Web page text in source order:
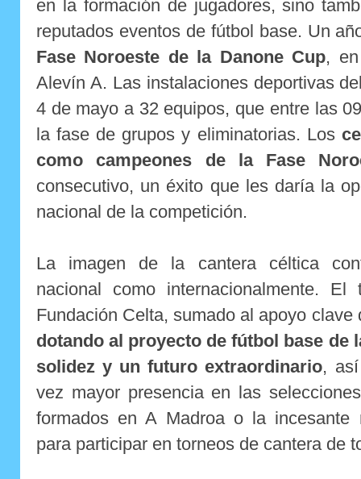
en la formación de jugadores, sino
reputados eventos de fútbol base. Un
Fase Noroeste de la Danone Cup,
Alevín A. Las instalaciones deportivas
4 de mayo a 32 equipos, que entre las
la fase de grupos y eliminatorias. Los
como campeones de la Fase
consecutivo, un éxito que les daría la
nacional de la competición.
La imagen de la cantera céltica
nacional como internacionalmente.
Fundación Celta, sumado al apoyo
dotando al proyecto de fútbol base de
solidez y un futuro extraordinario,
vez mayor presencia en las
formados en A Madroa o la incesante
para participar en torneos de cantera de